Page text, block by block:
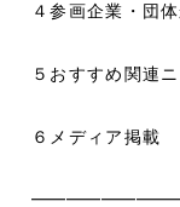
４参画企業・団
５おすすめ関連
６メディア掲載